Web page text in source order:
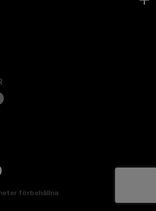
förbehållna